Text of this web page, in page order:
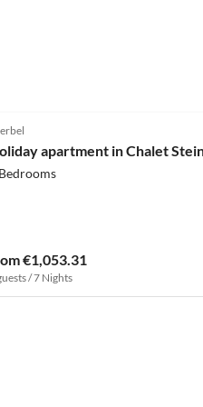
apartment in Chalet
€1,053.31
/ 7 Nights